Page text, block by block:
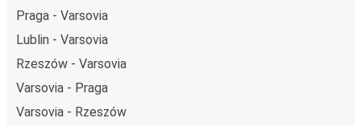
Praga - Varsovia
Lublin - Varsovia
Rzeszów - Varsovia
Varsovia - Praga
Varsovia - Rzeszów